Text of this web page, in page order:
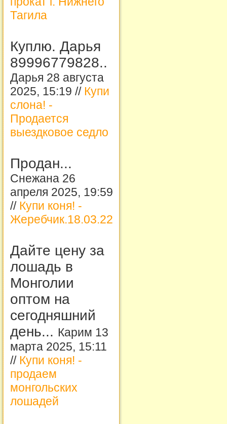
Тагила
Куплю. Дарья
89996779828..
Дарья 28 августа
2025, 15:19 // Купи
слона! -
Продается
выездковое седло
Продан...
Снежана 26
апреля 2025, 19:59
// Купи коня! -
Жеребчик.18.03.22
Дайте цену за
лошадь в
Монголии
оптом на
сегодняшний
день... Карим 13
марта 2025, 15:11
// Купи коня! -
продаем
монгольских
лошадей